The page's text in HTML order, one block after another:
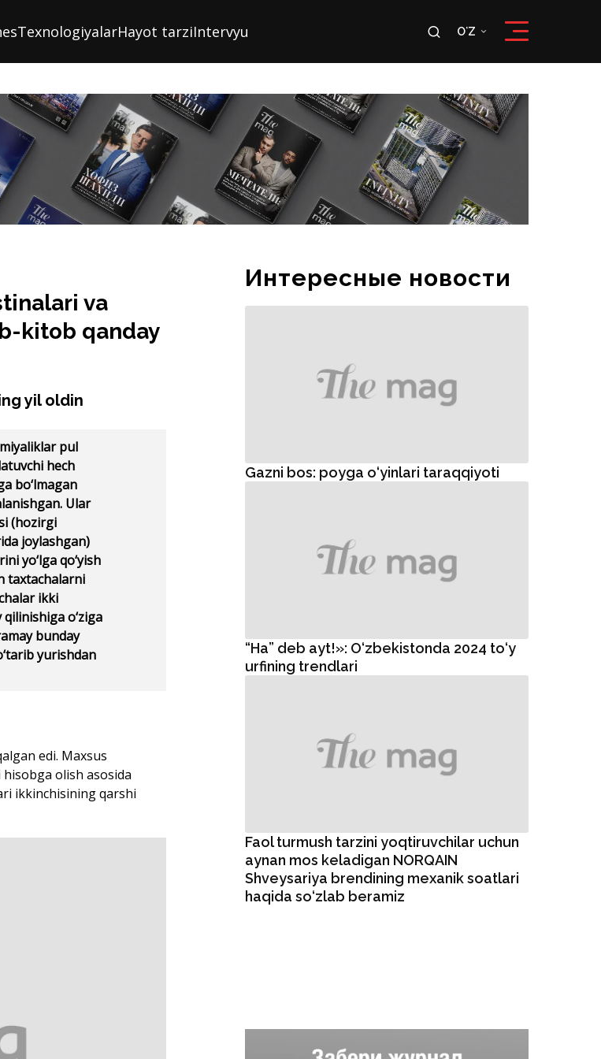
TexnologiyalarHayot tarziIntervyu OʻZ
va
kitob qanday
yil oldin
pul
hech
bo‘lmagan
Ular
(hozirgi
joylashgan)
yo‘lga qo‘yish
taxtachalarni
ikki
o‘ziga
bunday
yurishdan
edi. Maxsus
olish asosida
ikkinchisining qarshi
Интересные новости
Gazni bos: poyga o‘yinlari taraqqiyoti
“Ha” deb ayt!»: O‘zbekistonda 2024 to‘y
urfining trendlari
Faol turmush tarzini yoqtiruvchilar uchun
aynan mos keladigan NORQAIN
Shveysariya brendining mexanik soatlari
haqida so‘zlab beramiz